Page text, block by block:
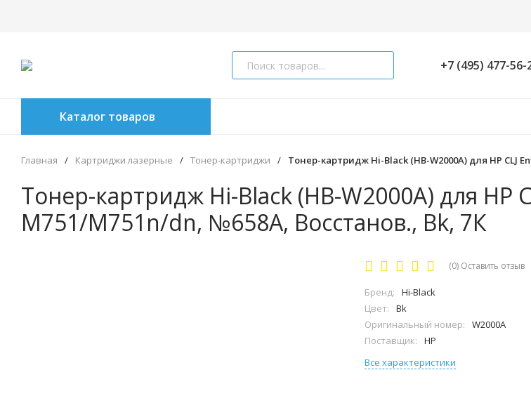
+7 (495) 477-56-
Каталог товаров
Главная / Картриджи лазерные / Тонер-картриджи / Тонер-картридж Hi-Black (HB-W2000A) для HP CLJ
Тонер-картридж Hi-Black (HB-W2000A) для HP
M751/M751n/dn, №658A, Восстанов., Bk, 7К
(0) Оставить отзыв
Бренд:
Hi-Black
Цвет:
Bk
Оригинальный номер:
W2000A
Поставщик:
HP
Все характеристики